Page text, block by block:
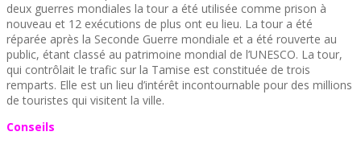
deux guerres mondiales la tour a été utilisée comme prison à
nouveau et 12 exécutions de plus ont eu lieu. La tour a été
réparée après la Seconde Guerre mondiale et a été rouverte au
public, étant classé au patrimoine mondial de l’UNESCO. La tour,
qui contrôlait le trafic sur la Tamise est constituée de trois
remparts. Elle est un lieu d’intérêt incontournable pour des millions
de touristes qui visitent la ville.
Conseils